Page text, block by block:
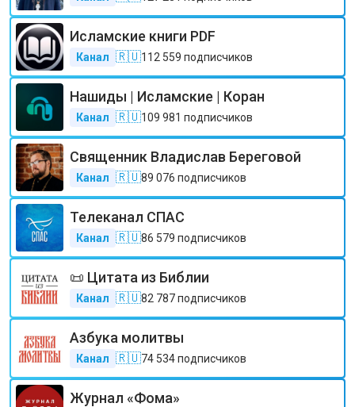
Исламские книги PDF
Канал 🇷🇺112 559 подписчиков
Нашиды | Исламские | Коран
Канал 🇷🇺109 981 подписчиков
Священник Владислав Береговой
Канал 🇷🇺89 076 подписчиков
Телеканал СПАС
Канал 🇷🇺86 579 подписчиков
📜 Цитата из Библии
Канал 🇷🇺82 787подписчиков
Азбука молитвы
Канал 🇷🇺74 534подписчиков
Журнал «Фома»